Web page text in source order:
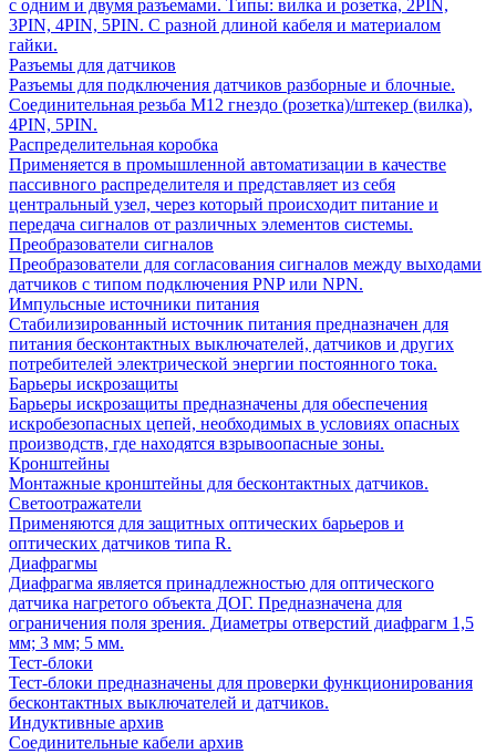
с одним и двумя разъемами. Типы: вилка и розетка, 2PIN,
3PIN, 4PIN, 5PIN. С разной длиной кабеля и материалом
гайки.
Разъемы для датчиков
Разъемы для подключения датчиков разборные и блочные.
Соединительная резьба М12 гнездо (розетка)/штекер (вилка),
4PIN, 5PIN.
Распределительная коробка
Применяется в промышленной автоматизации в качестве
пассивного распределителя и представляет из себя
центральный узел, через который происходит питание и
передача сигналов от различных элементов системы.
Преобразователи сигналов
Преобразователи для согласования сигналов между выходами
датчиков с типом подключения PNP или NPN.
Импульсные источники питания
Стабилизированный источник питания предназначен для
питания бесконтактных выключателей, датчиков и других
потребителей электрической энергии постоянного тока.
Барьеры искрозащиты
Барьеры искрозащиты предназначены для обеспечения
искробезопасных цепей, необходимых в условиях опасных
производств, где находятся взрывоопасные зоны.
Кронштейны
Монтажные кронштейны для бесконтактных датчиков.
Светоотражатели
Применяются для защитных оптических барьеров и
оптических датчиков типа R.
Диафрагмы
Диафрагма является принадлежностью для оптического
датчика нагретого объекта ДОГ. Предназначена для
ограничения поля зрения. Диаметры отверстий диафрагм 1,5
мм; 3 мм; 5 мм.
Тест-блоки
Тест-блоки предназначены для проверки функционирования
бесконтактных выключателей и датчиков.
Индуктивные архив
Соединительные кабели архив